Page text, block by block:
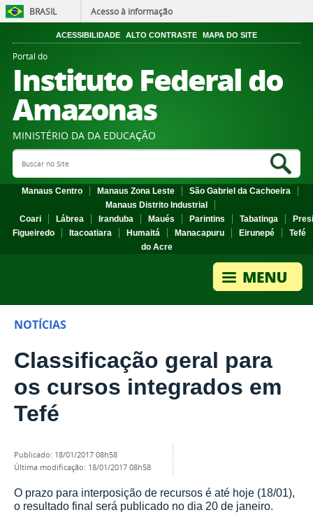
BRASIL Acesso à informação
ACESSIBILIDADE ALTO CONTRASTE MAPA DO SITE
Portal do
Instituto Federal do
Amazonas
MINISTÉRIO DA DA EDUCAÇÃO
Search Site
Manaus Centro Manaus Zona Leste
São Gabriel da Cachoeira
Manaus Distrito Industrial
Coari
Lábrea Iranduba Maués Parintins Tabatinga
Figueiredo
Itacoatiara Humaitá Manacapuru Eirunepé
Tefé
do Acre
NOTÍCIAS
Classificação geral para
os cursos integrados em
Tefé
publicado: 18/01/2017 08h58
última modificação: 18/01/2017 08h58
O prazo para interposição de recursos é até hoje (18/01),
o resultado final será publicado no dia 20 de janeiro.